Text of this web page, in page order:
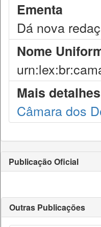
Ementa
Dá nova
Nome
Mais detalhes
Câmara dos
Publicação Oficial
Outras Publicações